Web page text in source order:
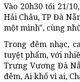
Vào 20h30 tối 21/
Hải Châu, TP Đà
một mình", cùng
Trong đêm nhạc,
tuyệt phẩm, với
Trưng Vương Đà
đêm, Ai khổ vì ai,